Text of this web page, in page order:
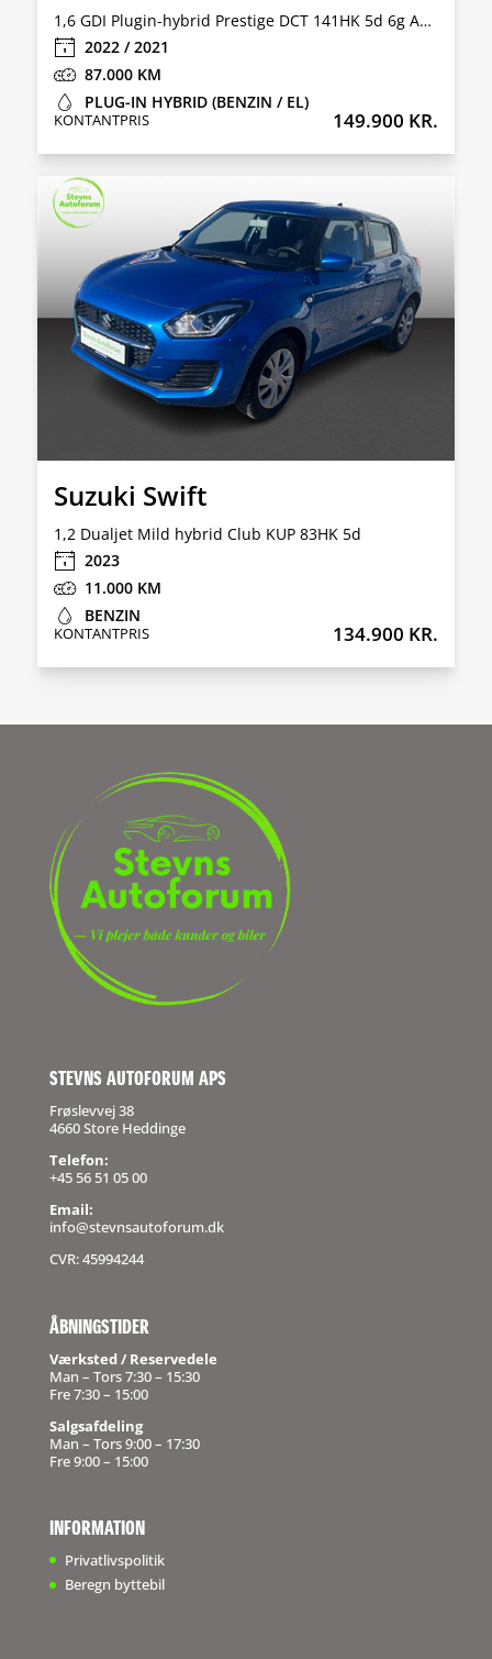
1,6 GDI Plugin-hybrid Prestige DCT 141HK 5d 6g Aut.
149.900 KR.
KONTANTPRIS
2022 / 2021
87.000
PLUG-IN HYBRID (BENZIN / EL)
Suzuki Swift
1,2 Dualjet Mild hybrid Club KUP 83HK 5d
134.900 KR.
KONTANTPRIS
2023
11.000
BENZIN
STEVNS AUTOFORUM APS
Frøslevvej 38
4660 Store Heddinge
Telefon:
+45 56 51 05 00
Email:
info@stevnsautoforum.dk
CVR: 45994244
ÅBNINGSTIDER
Værksted / Reservedele
Man – Tors 7:30 – 15:30
Fre 7:30 – 15:00
Salgsafdeling
Man – Tors 9:00 – 17:30
Fre 9:00 – 15:00
INFORMATION
Privatlivspolitik
Beregn byttebil